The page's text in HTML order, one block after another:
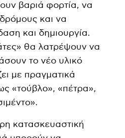
βαριά φορτία, να
και να
και δημιουργία.
θα λατρέψουν να
το νέο υλικό
με πραγματικά
«τούβλο», «πέτρα»,
κατασκευαστική